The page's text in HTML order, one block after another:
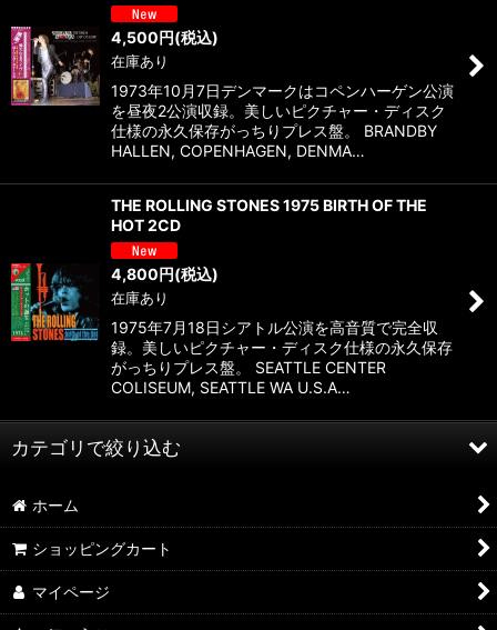
4,500円(税込)
在庫あり
1973年10月7日デンマークはコペンハーゲン公演
を昼夜2公演収録。美しいピクチャー・ディスク
仕様の永久保存がっちりプレス盤。 BRANDBY
HALLEN, COPENHAGEN, DENMA…
THE ROLLING STONES 1975 BIRTH OF THE
HOT 2CD
4,800円(税込)
在庫あり
1975年7月18日シアトル公演を高音質で完全収
録。美しいピクチャー・ディスク仕様の永久保存
がっちりプレス盤。 SEATTLE CENTER
COLISEUM, SEATTLE WA U.S.A…
カテゴリで絞り込む
1970's (全商品)
1970
1971
ホーム
ショッピングカート
マイページ